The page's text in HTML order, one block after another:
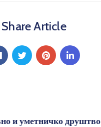
Share Article
и уметничко друштво